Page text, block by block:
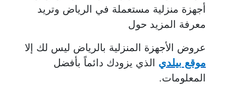
أجهزة منزلية مستعملة في الرياض وتريد
معرفة المزيد حول
عروض الأجهزة المنزلية بالرياض ليس لك إلا
موقع بيلدي الذي يزودك دائماً بأفضل
المعلومات.